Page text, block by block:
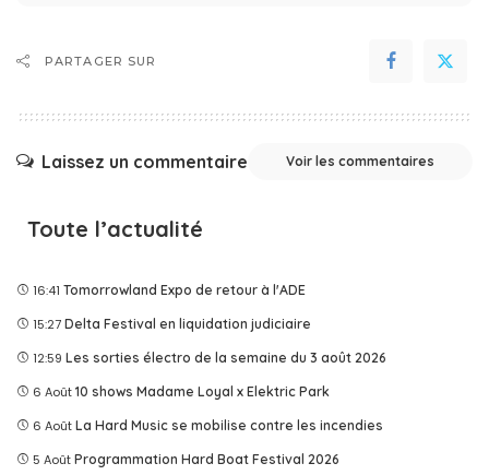
PARTAGER SUR
Laissez un commentaire Voir les commentaires
Toute l’actualité
16:41 Tomorrowland Expo de retour à l'ADE
15:27 Delta Festival en liquidation judiciaire
12:59 Les sorties électro de la semaine du 3 août 2026
6 Août 10 shows Madame Loyal x Elektric Park
6 Août La Hard Music se mobilise contre les incendies
5 Août Programmation Hard Boat Festival 2026